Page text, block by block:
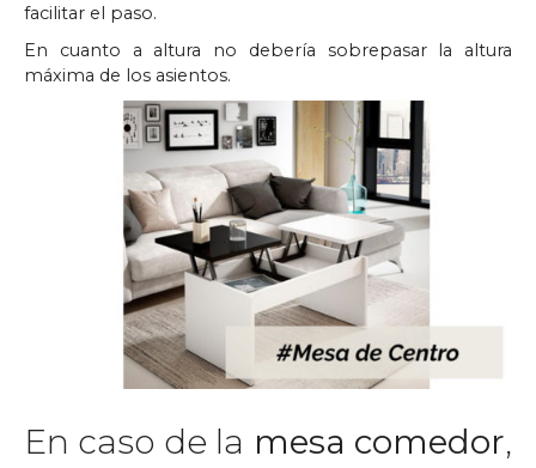
facilitar el paso.
En cuanto a altura no debería sobrepasar la altura
máxima de los asientos.
En caso de la mesa comedor,